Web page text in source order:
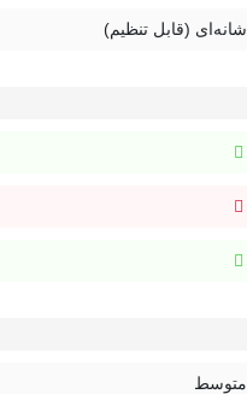
شانه‌ای (قابل تنظیم)
متوسط